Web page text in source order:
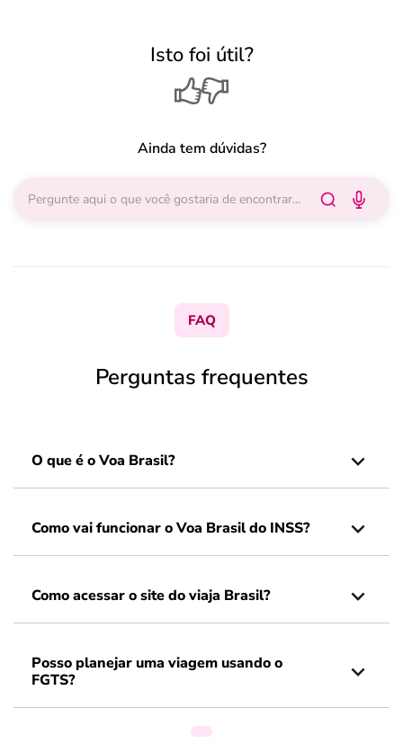
Isto foi útil?
Ainda tem dúvidas?
FAQ
Perguntas frequentes
O que é o Voa Brasil?
Como vai funcionar o Voa Brasil do INSS?
Como acessar o site do viaja Brasil?
Posso planejar uma viagem usando o
FGTS?